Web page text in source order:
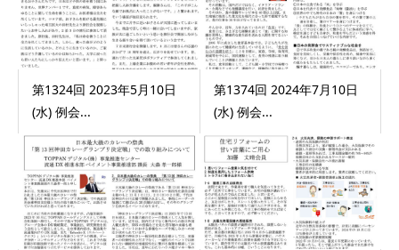
第1324回 2023年5月10日
(水) 例会...
第1374回 2024年7月10日
(水) 例会...